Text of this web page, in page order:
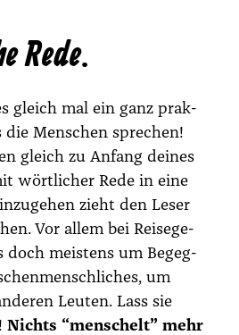
Rede.
gleich mal ein ganz prak­
die Men­schen spre­chen!
gleich zu Anfang dei­nes
wört­li­cher Rede in eine
zieht den Leser
Vor allem bei Rei­se­ge­
doch meis­tens um Begeg­
um
Leu­ten. Lass sie
Nichts “men­schelt” mehr